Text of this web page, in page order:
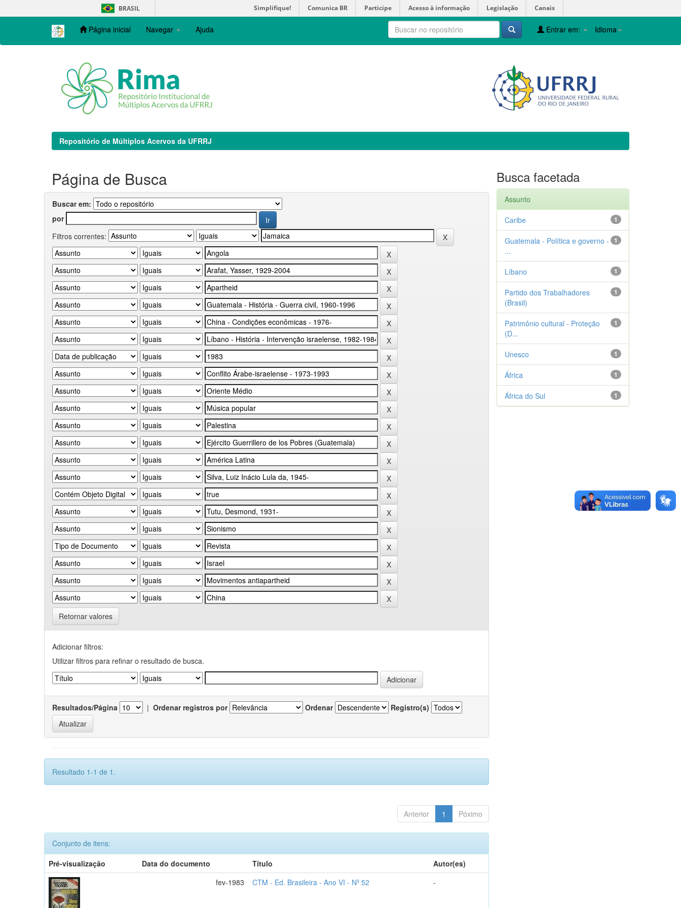
navigation
BRASIL Simplifique! Comunica BR Participe Acesso à informação Legislação Canais
Página inicial Navegar Ajuda Idioma
Entrar em:
Repositório de Múltiplos Acervos da UFRRJ
Página de Busca
Buscar em:
por
Filtros correntes:
Retornar valores
Adicionar filtros:
Utilizar filtros para refinar o resultado de busca.
Resultados/Página | Ordenar registros por Ordenar Registro(s)
Resultado 1-1 de 1.
Anterior 1 Póximo
Conjunto de itens:
Pré-visualização
Data do documento Título
Autor(es)
fev-1983
CTM - Ed. Brasileira - Ano VI - Nº 52 -
Busca facetada
Assunto
1
Caribe
1
Guatemala - Política e governo -
...
1
Líbano
1
Partido dos Trabalhadores
(Brasil)
1
Patrimônio cultural - Proteção
(D...
1
Unesco
1
África
1
África do Sul